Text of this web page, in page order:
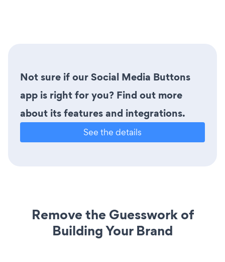
Not sure if our Social Media Buttons
app is right for you? Find out more
about its features and integrations.
See the details
Remove the Guesswork of
Building Your Brand